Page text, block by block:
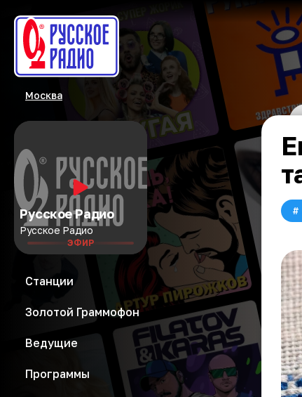
Москва
Русское Радио
Русское Радио
ЭФИР
Станции
Золотой Граммофон
Ведущие
Программы
#